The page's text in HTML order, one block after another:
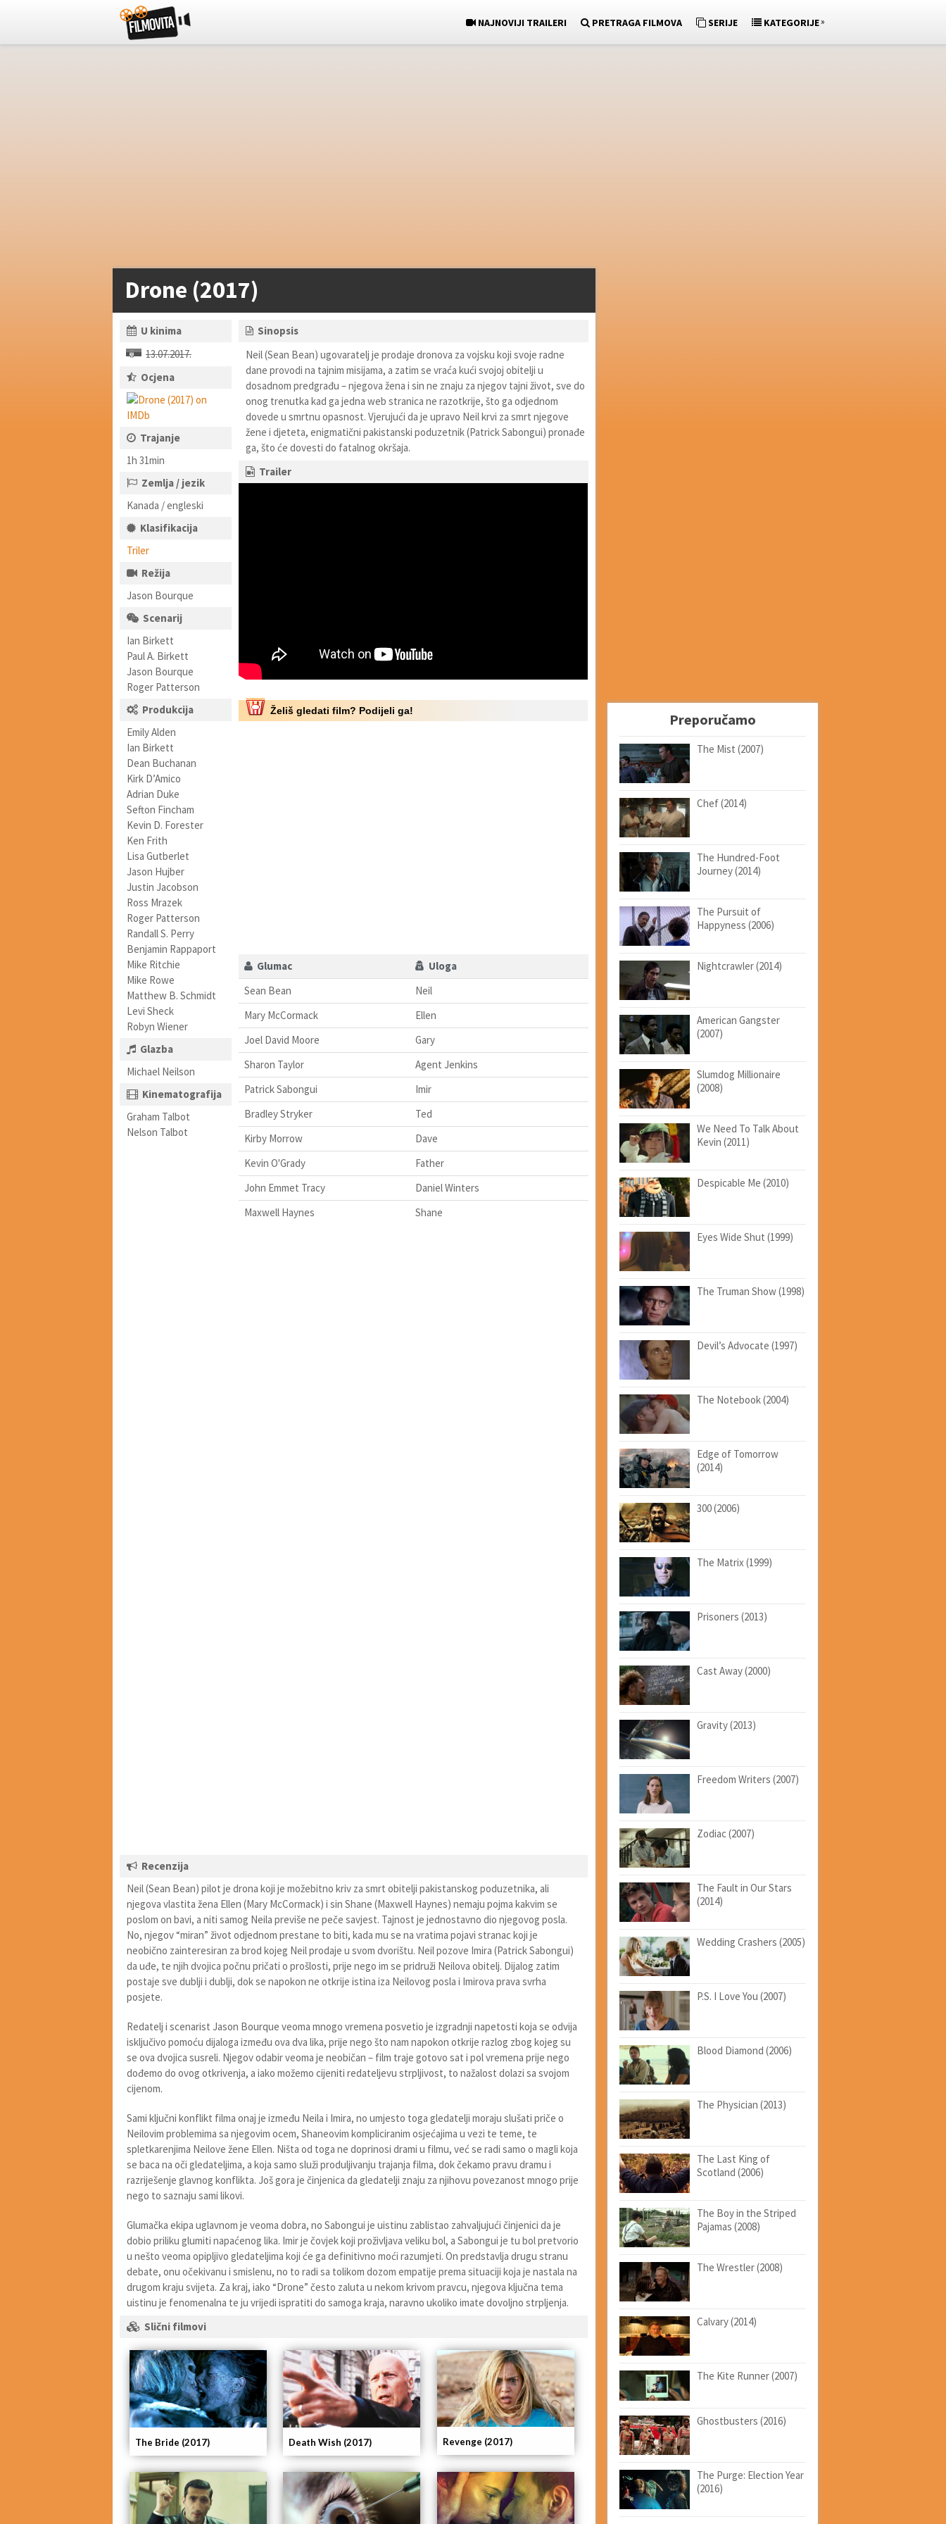
NAJNOVIJI TRAILERI PRETRAGA FILMOVA SERIJE KATEGORIJE»
Drone (2017)
U kinima
13.07.2017.
Ocjena
Trajanje
1h 31min
Zemlja / jezik
Kanada / engleski
Klasifikacija
Triler
Režija
Jason Bourque
Scenarij
Ian Birkett
Paul A. Birkett
Jason Bourque
Roger Patterson
Produkcija
Emily Alden
Ian Birkett
Dean Buchanan
Kirk D’Amico
Adrian Duke
Sefton Fincham
Kevin D. Forester
Ken Frith
Lisa Gutberlet
Jason Hujber
Justin Jacobson
Ross Mrazek
Roger Patterson
Randall S. Perry
Benjamin Rappaport
Mike Ritchie
Mike Rowe
Matthew B. Schmidt
Levi Sheck
Robyn Wiener
Glazba
Michael Neilson
Kinematografija
Graham Talbot
Nelson Talbot
Sinopsis
Neil (Sean Bean) ugovaratelj je prodaje dronova za vojsku koji svoje radne
dane provodi na tajnim misijama, a zatim se vraća kući svojoj obitelji u
dosadnom predgrađu – njegova žena i sin ne znaju za njegov tajni život, sve do
onog trenutka kad ga jedna web stranica ne razotkrije, što ga odjednom
dovede u smrtnu opasnost. Vjerujući da je upravo Neil krvi za smrt njegove
žene i djeteta, enigmatični pakistanski poduzetnik (Patrick Sabongui) pronađe
ga, što će dovesti do fatalnog okršaja.
Trailer
Želiš gledati film? Podijeli ga!
Glumac
Uloga
Sean Bean
Neil
Mary McCormack
Ellen
Joel David Moore
Gary
Sharon Taylor
Agent Jenkins
Patrick Sabongui
Imir
Bradley Stryker
Ted
Kirby Morrow
Dave
Kevin O'Grady
Father
John Emmet Tracy
Daniel Winters
Maxwell Haynes
Shane
Recenzija
Neil (Sean Bean) pilot je drona koji je možebitno kriv za smrt obitelji pakistanskog poduzetnika, ali
njegova vlastita žena Ellen (Mary McCormack) i sin Shane (Maxwell Haynes) nemaju pojma kakvim se
poslom on bavi, a niti samog Neila previše ne peče savjest. Tajnost je jednostavno dio njegovog posla.
No, njegov “miran” život odjednom prestane to biti, kada mu se na vratima pojavi stranac koji je
neobično zainteresiran za brod kojeg Neil prodaje u svom dvorištu. Neil pozove Imira (Patrick Sabongui)
da uđe, te njih dvojica počnu pričati o prošlosti, prije nego im se pridruži Neilova obitelj. Dijalog zatim
postaje sve dublji i dublji, dok se napokon ne otkrije istina iza Neilovog posla i Imirova prava svrha
posjete.
Redatelj i scenarist Jason Bourque veoma mnogo vremena posvetio je izgradnji napetosti koja se odvija
isključivo pomoću dijaloga između ova dva lika, prije nego što nam napokon otkrije razlog zbog kojeg su
se ova dvojica susreli. Njegov odabir veoma je neobičan – film traje gotovo sat i pol vremena prije nego
dođemo do ovog otkrivenja, a iako možemo cijeniti redateljevu strpljivost, to nažalost dolazi sa svojom
cijenom.
Sami ključni konflikt filma onaj je između Neila i Imira, no umjesto toga gledatelji moraju slušati priče o
Neilovim problemima sa njegovim ocem, Shaneovim kompliciranim osjećajima u vezi te teme, te
spletkarenjima Neilove žene Ellen. Ništa od toga ne doprinosi drami u filmu, već se radi samo o magli koja
se baca na oči gledateljima, a koja samo služi produljivanju trajanja filma, dok čekamo pravu dramu i
razriješenje glavnog konflikta. Još gora je činjenica da gledatelji znaju za njihovu povezanost mnogo prije
nego to saznaju sami likovi.
Glumačka ekipa uglavnom je veoma dobra, no Sabongui je uistinu zablistao zahvaljujući činjenici da je
dobio priliku glumiti napaćenog lika. Imir je čovjek koji proživljava veliku bol, a Sabongui je tu bol pretvorio
u nešto veoma opipljivo gledateljima koji će ga definitivno moći razumjeti. On predstavlja drugu stranu
debate, onu očekivanu i smislenu, no to radi sa tolikom dozom empatije prema situaciji koja je nastala na
drugom kraju svijeta. Za kraj, iako “Drone” često zaluta u nekom krivom pravcu, njegova ključna tema
uistinu je fenomenalna te ju vrijedi ispratiti do samoga kraja, naravno ukoliko imate dovoljno strpljenja.
Slični filmovi
Revenge (2017)
Death Wish (2017)
The Bride (2017)
Preporučamo
The Mist (2007)
Chef (2014)
The Hundred-Foot
Journey (2014)
The Pursuit of
Happyness (2006)
Nightcrawler (2014)
American Gangster
(2007)
Slumdog Millionaire
(2008)
We Need To Talk About
Kevin (2011)
Despicable Me (2010)
Eyes Wide Shut (1999)
The Truman Show (1998)
Devil’s Advocate (1997)
The Notebook (2004)
Edge of Tomorrow
(2014)
300 (2006)
The Matrix (1999)
Prisoners (2013)
Cast Away (2000)
Gravity (2013)
Freedom Writers (2007)
Zodiac (2007)
The Fault in Our Stars
(2014)
Wedding Crashers (2005)
P.S. I Love You (2007)
Blood Diamond (2006)
The Physician (2013)
The Last King of
Scotland (2006)
The Boy in the Striped
Pajamas (2008)
The Wrestler (2008)
Calvary (2014)
The Kite Runner (2007)
Ghostbusters (2016)
The Purge: Election Year
(2016)